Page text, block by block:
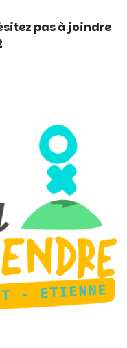
pas à joindre